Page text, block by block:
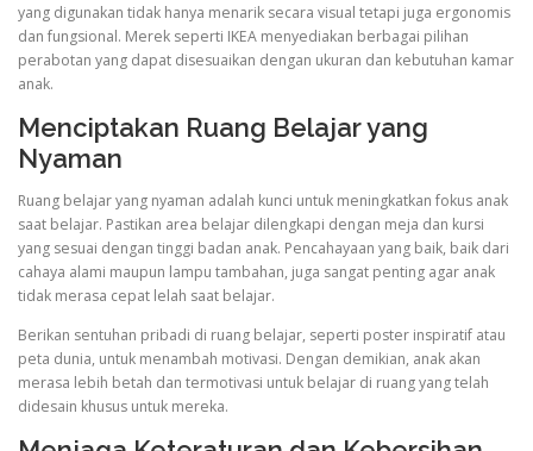
yang digunakan tidak hanya menarik secara visual tetapi juga ergonomis
dan fungsional. Merek seperti IKEA menyediakan berbagai pilihan
perabotan yang dapat disesuaikan dengan ukuran dan kebutuhan kamar
anak.
Menciptakan Ruang Belajar yang
Nyaman
Ruang belajar yang nyaman adalah kunci untuk meningkatkan fokus anak
saat belajar. Pastikan area belajar dilengkapi dengan meja dan kursi
yang sesuai dengan tinggi badan anak. Pencahayaan yang baik, baik dari
cahaya alami maupun lampu tambahan, juga sangat penting agar anak
tidak merasa cepat lelah saat belajar.
Berikan sentuhan pribadi di ruang belajar, seperti poster inspiratif atau
peta dunia, untuk menambah motivasi. Dengan demikian, anak akan
merasa lebih betah dan termotivasi untuk belajar di ruang yang telah
didesain khusus untuk mereka.